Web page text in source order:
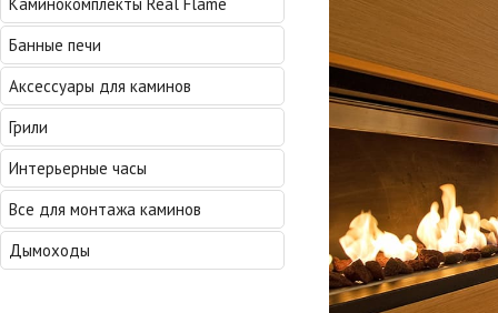
Банные печи
Аксессуары для каминов
Грили
Интерьерные часы
Все для монтажа каминов
Дымоходы